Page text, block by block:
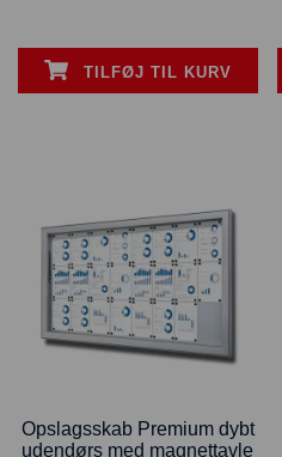
TILFØJ TIL KURV
Opslagsskab Premium dybt
udendørs med magnettavle